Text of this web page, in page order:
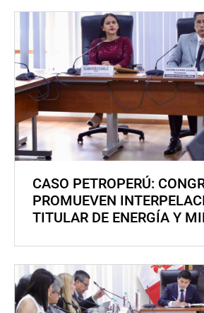
CASO PETROPERÚ:
PROMUEVEN
TITULAR DE ENERGÍA Y